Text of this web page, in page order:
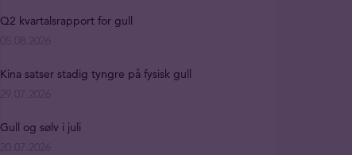
Q2 kvartalsrapport for gull
Kina satser stadig tyngre på fysisk gull
29.07.2026
Gull og sølv i juli
20.07.2026